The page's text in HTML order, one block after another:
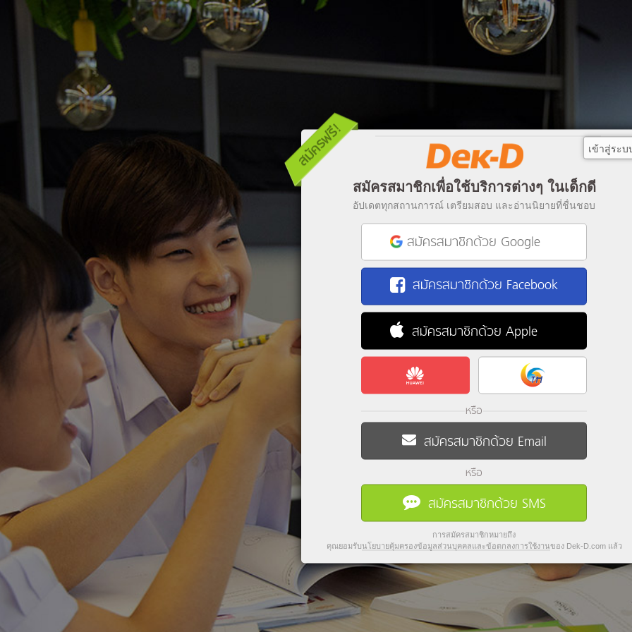
สมัครสมาชิกเพื่อใช้บริการต่างๆ ในเด็กดี
อัปเดตทุกสถานการณ์ เตรียมสอบ และอ่านนิยายที่ชื่นชอบ
สมัครสมาชิกด้วย Google
สมัครสมาชิกด้วย Facebook
สมัครสมาชิกด้วย Apple
หรือ
สมัครสมาชิกด้วย Email
หรือ
สมัครสมาชิกด้วย SMS
การสมัครสมาชิกหมายถึง
คุณยอมรับนโยบายคุ้มครองข้อมูลส่วนบุคคลและข้อตกลงการใช้งานของ Dek-D.com แล้ว
เข้าสู่ระบ